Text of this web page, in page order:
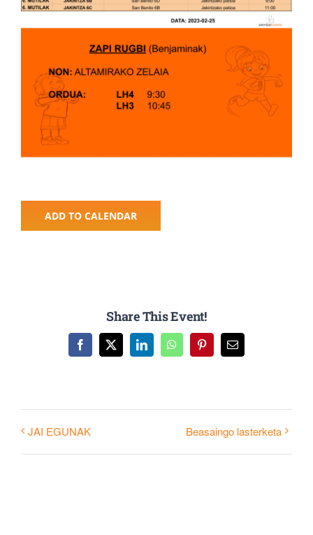
ADD TO CALENDAR
Share This Event!
Facebook
X LinkedInWhatsAppPinterestEmail
JAI EGUNAK Beasaingo lasterketa